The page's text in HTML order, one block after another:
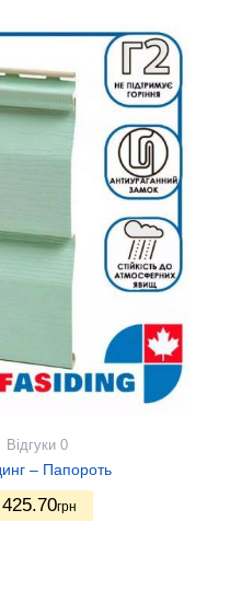
Відгуки 0
– Папороть
425.70грн